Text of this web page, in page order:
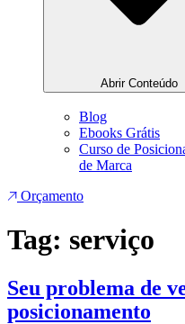
Abrir Conteúdo
Blog
Ebooks Grátis
Curso de
de Marca
Orçamento
Tag: serviço
Seu problema de
posicionamento